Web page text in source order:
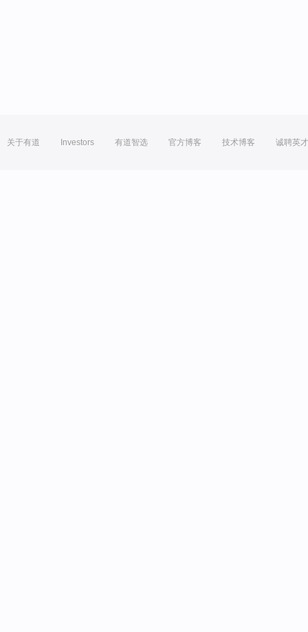
关于有道 Investors 有道智选 官方博客 技术博客 诚聘英才